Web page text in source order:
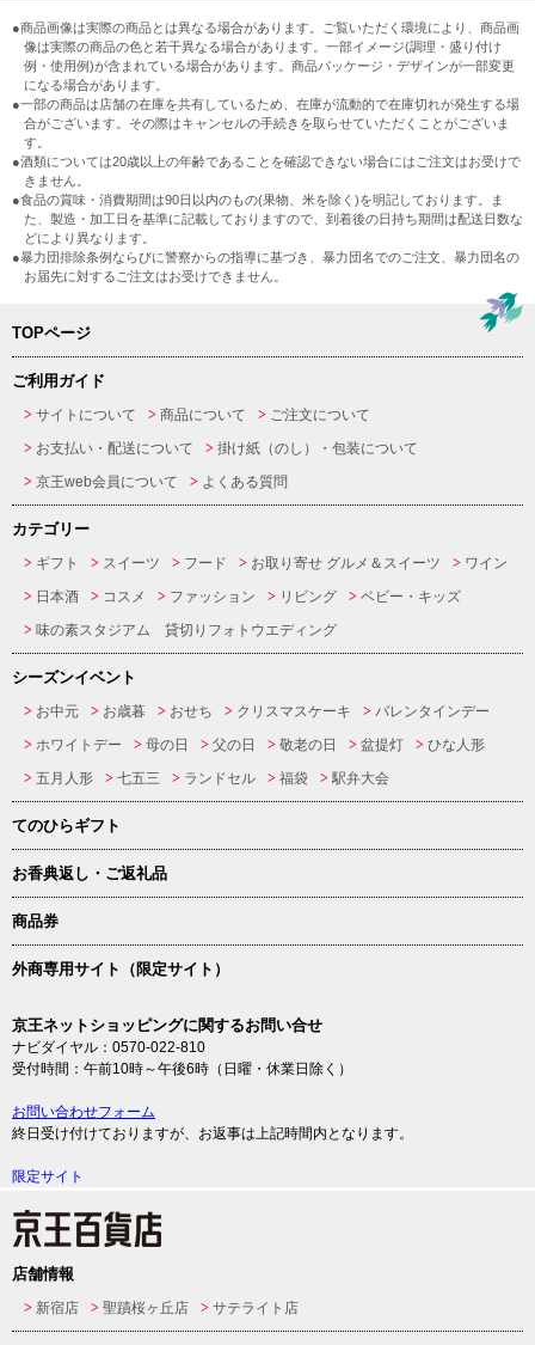
●商品画像は実際の商品とは異なる場合があります。ご覧いただく環境により、商品画
像は実際の商品の色と若干異なる場合があります。一部イメージ(調理・盛り付け
例・使用例)が含まれている場合があります。商品パッケージ・デザインが一部変更
になる場合があります。
●一部の商品は店舗の在庫を共有しているため、在庫が流動的で在庫切れが発生する場
合がございます。その際はキャンセルの手続きを取らせていただくことがございま
す。
●酒類については20歳以上の年齢であることを確認できない場合にはご注文はお受けで
きません。
●食品の賞味・消費期間は90日以内のもの(果物、米を除く)を明記しております。ま
た、製造・加工日を基準に記載しておりますので、到着後の日持ち期間は配送日数な
どにより異なります。
●暴力団排除条例ならびに警察からの指導に基づき、暴力団名でのご注文、暴力団名の
お届先に対するご注文はお受けできません。
TOPページ
ご利用ガイド
サイトについて 商品について
ご注文について
お支払い・配送について
掛け紙（のし）・包装について
京王web会員について
よくある質問
カテゴリー
ギフト スイーツ フード お取り寄せ グルメ＆スイーツ
ワイン
日本酒
コスメ ファッション リビング
ベビー・キッズ
味の素スタジアム 貸切りフォトウエディング
シーズンイベント
お中元 お歳暮 おせち クリスマスケーキ
バレンタインデー
ホワイトデー
母の日 父の日 敬老の日 盆提灯
ひな人形
五月人形
七五三 ランドセル 福袋 駅弁大会
てのひらギフト
お香典返し・ご返礼品
商品券
外商専用サイト（限定サイト）
京王ネットショッピングに関するお問い合せ
ナビダイヤル：0570-022-810
受付時間：午前10時～午後6時（日曜・休業日除く）
お問い合わせフォーム
終日受け付けておりますが、お返事は上記時間内となります。
限定サイト
店舗情報
新宿店 聖蹟桜ヶ丘店 サテライト店